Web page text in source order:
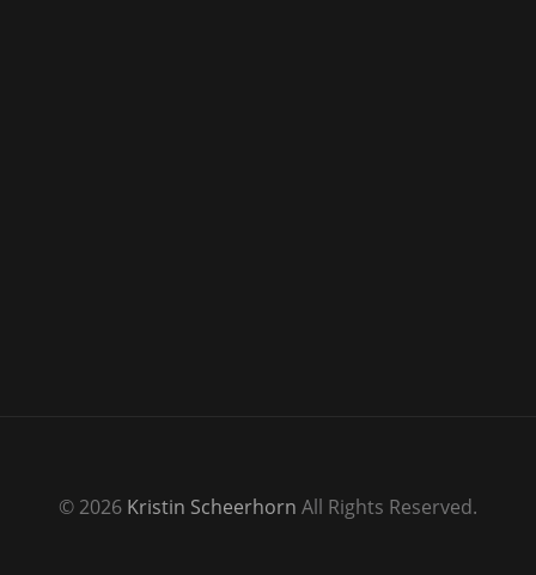
© 2026 Kristin Scheerhorn All Rights Reserved.